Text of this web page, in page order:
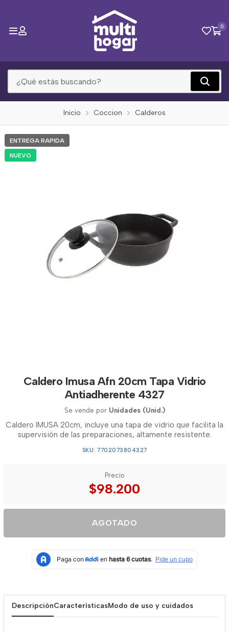
0
Inicio Coccion Calderos
ENTREGA RAPIDA
NUEVO
Caldero Imusa Afn 20cm Tapa Vidrio
Antiadherente 4327
Se vende por Unidades (Unid.)
Caldero IMUSA 20cm, incluye una tapa de vidrio que facilita la
supervisión de las preparaciones, altamente resistente.
SKU: 7702073804327
Precio
$98.200
AGOTADO
DescripciónCaracterísticasModo de uso y cuidados